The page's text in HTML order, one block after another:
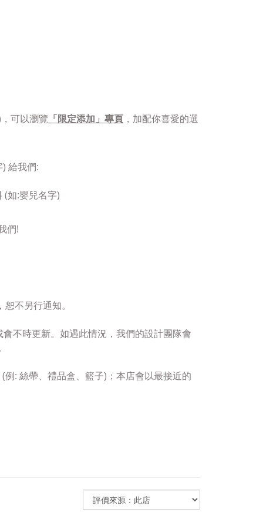
可以瀏覽 「限定添加」專頁 ，加配你喜愛的選
給我們:
(如:嬰兒名字)
們!
不另行通知。
會不時更新。 如遇此情況， 我們的設計團隊會
例: 絲帶、禮品盒、籃子)； 本店會以最接近的